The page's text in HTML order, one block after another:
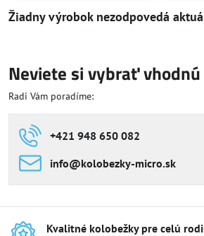
Neviete si vybrať
Radi Vám poradíme:
+421 948 650 082
info​@kolobezky-micro​.sk
Kvalitné kolobežky pre celú